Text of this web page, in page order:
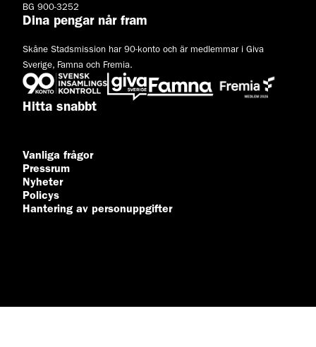
BG 900-3252
Dina pengar når fram
Skåne Stadsmission har 90-konto och är medlemmar i Giva
Sverige, Famna och Fremia.
Hitta snabbt
Vanliga frågor
Pressrum
Nyheter
Policys
Hantering av personuppgifter